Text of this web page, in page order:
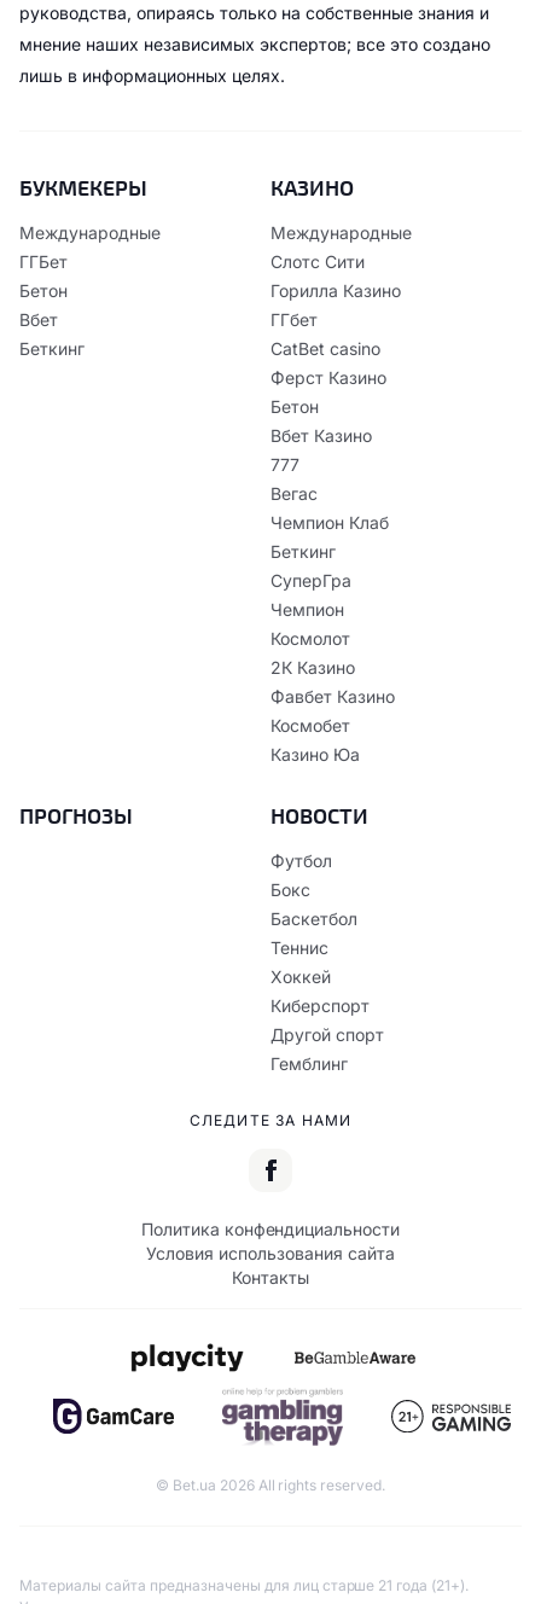
руководства, опираясь только на собственные знания и
мнение наших независимых экспертов; все это создано
лишь в информационных целях.
БУКМЕКЕРЫ
Международные
ГГБет
Бетон
Вбет
Беткинг
КАЗИНО
Международные
Слотс Сити
Горилла Казино
ГГбет
CatBet casino
Ферст Казино
Бетон
Вбет Казино
777
Вегас
Чемпион Клаб
Беткинг
СуперГра
Чемпион
Космолот
2К Казино
Фавбет Казино
Космобет
Казино Юа
ПРОГНОЗЫ НОВОСТИ
Футбол
Бокс
Баскетбол
Теннис
Хоккей
Киберспорт
Другой спорт
Гемблинг
СЛЕДИТЕ ЗА НАМИ
Политика конфендициальности
Условия использования сайта
Контакты
© Bet.ua 2026 All rights reserved.
Материалы сайта предназначены для лиц старше 21 года (21+).